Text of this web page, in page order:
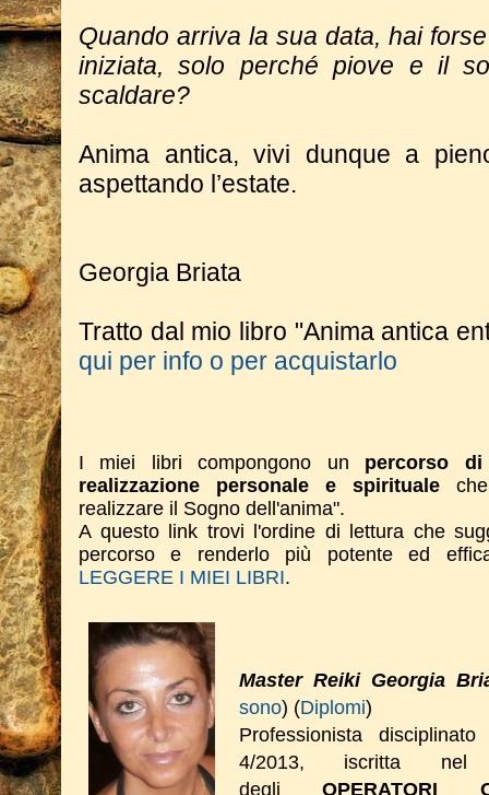
Quando arriva la sua data, hai
iniziata, solo perché piove e il
scaldare?
Anima antica, vivi dunque a
aspettando l’estate.
Georgia Briata
Tratto dal mio libro "Anima antica
qui per info o per acquistarlo
I miei libri compongono un percorso
realizzazione personale e spirituale
realizzare il Sogno dell'anima".
A questo link trovi l'ordine di lettura che
percorso e renderlo più potente ed
LEGGERE I MIEI LIBRI.
Master Reiki Georgia
sono) (Diplomi)
Professionista
4/2013, iscritta nel
degli